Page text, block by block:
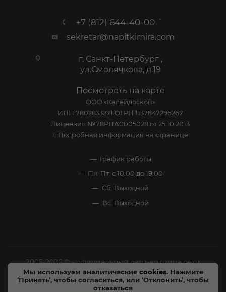
Мы используем аналитические cookies. Нажмите
‘Принять’, чтобы согласиться, или ‘Отклонить’, чтобы
отказаться
+7 (812) 644-40-00
sekretar@napitkimira.com
г. Санкт-Петербург ,
ул.Смолячкова, д.19
Посмотреть на карте
ООО «Калейдоскоп»
ИНН 7802833271 ОГРН 1137847296267
Лицензия №78РПА0005028 от 25.10.2013
г. Подробная информация на странице
График работы
Пн-Пт: с 10:00 до 19:00
Сб: Выходной
Вс: Выходной
2005-2026 © - официальный сайт-витрина сети
специализированных напитков "Калейдоскоп Напитков
Мира". Все права защищены.